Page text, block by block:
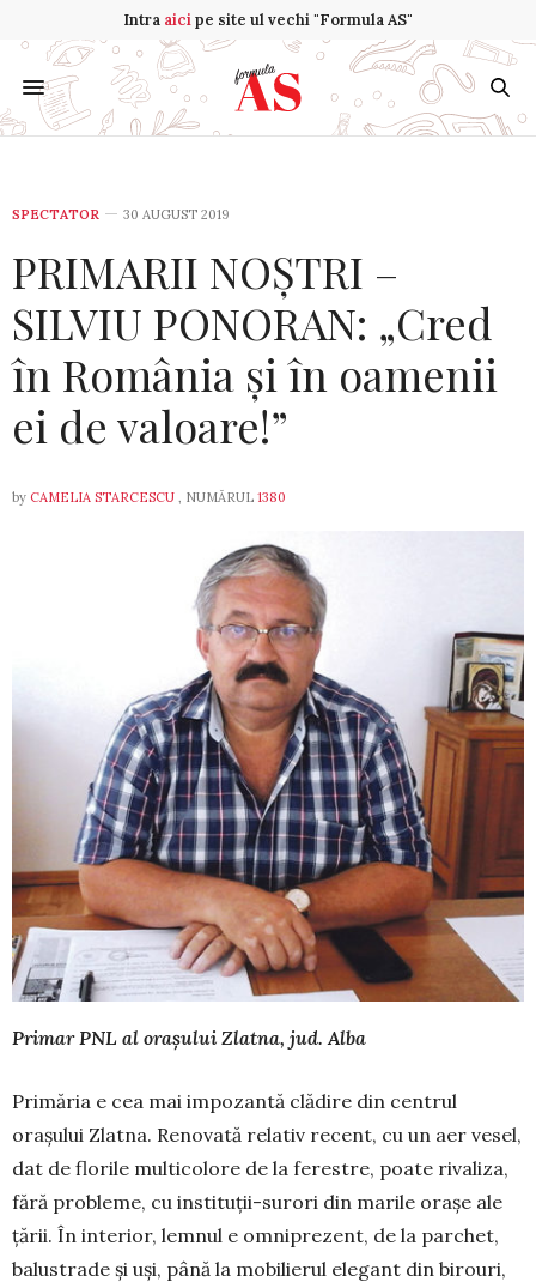
Intra aicipe site ul vechi "Formula AS"
SPECTATOR 30 AUGUST 2019
PRIMARII NOȘTRI –
SILVIU PONORAN: „Cred
în România și în oamenii
ei de valoare!”
by CAMELIA STARCESCU , NUMĂRUL 1380
Primar PNL al orașului Zlatna, jud. Alba
Primăria e cea mai impozantă clădire din cen­trul
orașului Zlatna. Renovată relativ recent, cu un aer vesel,
dat de florile multi­colore de la ferestre, poate rivaliza,
fără pro­bleme, cu instituții-surori din marile orașe ale
țării. În interior, lemnul e omniprezent, de la parchet,
balustrade și uși, până la mobilierul elegant din birouri,